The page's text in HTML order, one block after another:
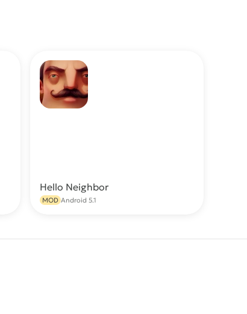
Hello Neighbor
MOD Android 5.1